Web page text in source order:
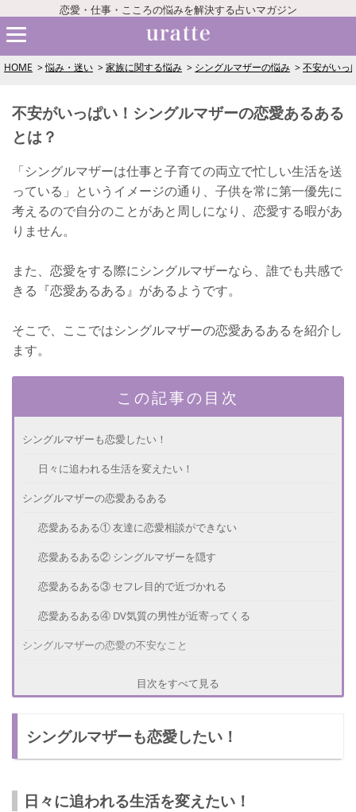
恋愛・仕事・こころの悩みを解決する占いマガジン
HOME 悩み・迷い 家族に関する悩み シングルマザーの悩み 不安がいっ
不安がいっぱい！シングルマザーの恋愛あるある
とは？
「シングルマザーは仕事と子育ての両立で忙しい生活を送
っている」というイメージの通り、子供を常に第一優先に
考えるので自分のことがあと周しになり、恋愛する暇があ
りません。
また、恋愛をする際にシングルマザーなら、誰でも共感で
きる『恋愛あるある』があるようです。
そこで、ここではシングルマザーの恋愛あるあるを紹介し
ます。
この記事の目次
シングルマザーも恋愛したい！
日々に追われる生活を変えたい！
シングルマザーの恋愛あるある
恋愛あるある① 友達に恋愛相談ができない
恋愛あるある② シングルマザーを隠す
恋愛あるある③ セフレ目的で近づかれる
恋愛あるある④ DV気質の男性が近寄ってくる
シングルマザーの恋愛の不安なこと
もう一度恋をして成功させる秘訣
過去の反省を生かそう
恋愛あるあると自分も比べてみよう！
目次をすべて見る
シングルマザーも恋愛したい！
日々に追われる生活を変えたい！